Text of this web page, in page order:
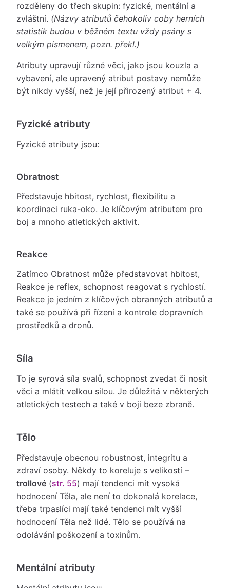
rozděleny do třech skupin: fyzické, mentální a
zvláštní. (Názvy atributů čehokoliv coby herních
statistik budou v běžném textu vždy psány s
velkým písmenem, pozn. překl.)
Atributy upravují různé věci, jako jsou kouzla a
vybavení, ale upravený atribut postavy nemůže
být nikdy vyšší, než je její přirozený atribut + 4.
Fyzické atributy
Fyzické atributy jsou:
Obratnost
Představuje hbitost, rychlost, flexibilitu a
koordinaci ruka-oko. Je klíčovým atributem pro
boj a mnoho atletických aktivit.
Reakce
Zatímco Obratnost může představovat hbitost,
Reakce je reflex, schopnost reagovat s rychlostí.
Reakce je jedním z klíčových obranných atributů a
také se používá při řízení a kontrole dopravních
prostředků a dronů.
Síla
To je syrová síla svalů, schopnost zvedat či nosit
věci a mlátit velkou silou. Je důležitá v některých
atletických testech a také v boji beze zbraně.
Tělo
Představuje obecnou robustnost, integritu a
zdraví osoby. Někdy to koreluje s velikostí –
trollové (str. 55) mají tendenci mít vysoká
hodnocení Těla, ale není to dokonalá korelace,
třeba trpaslíci mají také tendenci mít vyšší
hodnocení Těla než lidé. Tělo se používá na
odolávání poškození a toxinům.
Mentální atributy